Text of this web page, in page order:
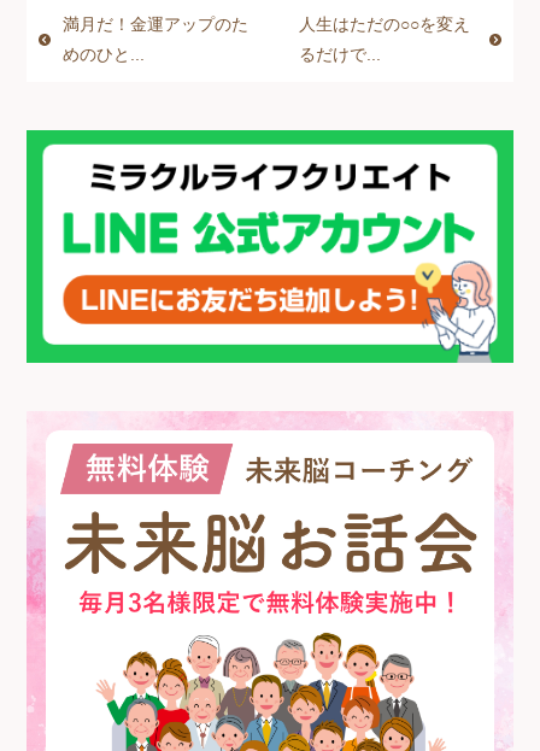
e
o
k
e
er
er
満月だ！金運アップのた
めのひと...
人生はただの○○を変え
るだけで...